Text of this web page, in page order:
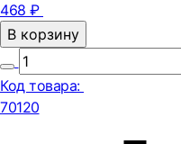
468 ₽
В корзину
Код товара:
70120